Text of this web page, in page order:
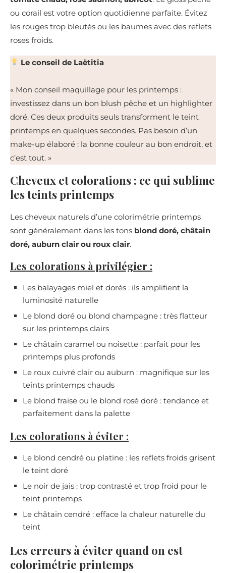
ou corail est votre option quotidienne parfaite. Évitez
les rouges trop bleutés ou les baumes avec des reflets
roses froids.
Le conseil de Laëtitia
« Mon conseil maquillage pour les printemps :
investissez dans un bon blush pêche et un highlighter
doré. Ces deux produits seuls transforment le teint
printemps en quelques secondes. Pas besoin d’un
make-up élaboré : la bonne couleur au bon endroit, et
c’est tout. »
Cheveux et colorations : ce qui sublime
les teints printemps
Les cheveux naturels d’une colorimétrie printemps
sont généralement dans les tons blond doré, châtain
doré, auburn clair ou roux clair.
Les colorations à privilégier :
Les balayages miel et dorés : ils amplifient la
luminosité naturelle
Le blond doré ou blond champagne : très flatteur
sur les printemps clairs
Le châtain caramel ou noisette : parfait pour les
printemps plus profonds
Le roux cuivré clair ou auburn : magnifique sur les
teints printemps chauds
Le blond fraise ou le blond rosé doré : tendance et
parfaitement dans la palette
Les colorations à éviter :
Le blond cendré ou platine : les reflets froids grisent
le teint doré
Le noir de jais : trop contrasté et trop froid pour le
teint printemps
Le châtain cendré : efface la chaleur naturelle du
teint
Les erreurs à éviter quand on est
colorimétrie printemps